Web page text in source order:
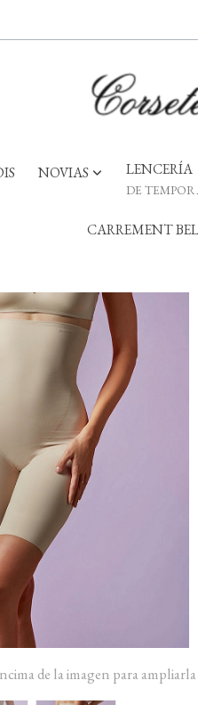
NOVIAS LENCERÍA
DE
CARREMENT
de la imagen para ampliarla